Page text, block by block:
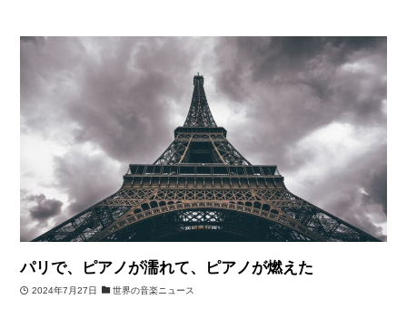
パリで、ピアノが濡れて、ピアノが燃えた
2024年7月27日 世界の音楽ニュース